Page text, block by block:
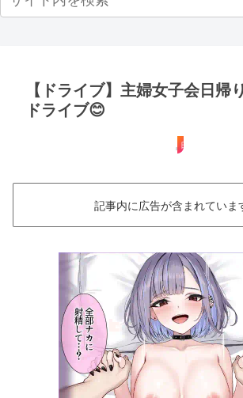
【ドライブ】主婦女子会日帰
ドライブ😊
日帰り
記事内に広告が含まれていま